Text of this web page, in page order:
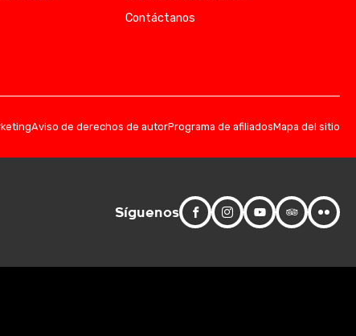
Contáctanos
Aviso de derechos de autorPrograma de afiliadosMapa del sitio
Síguenos